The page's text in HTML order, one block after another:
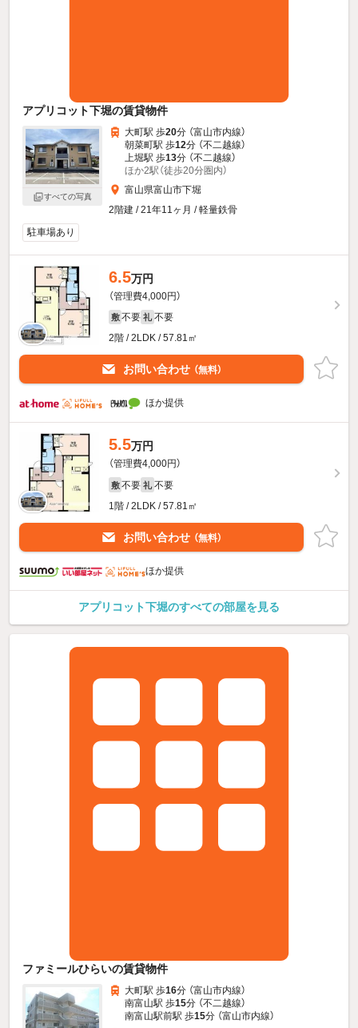
アプリコット下堀の賃貸物件
すべての写真
大町駅 歩20分 （富山市内線）
朝菜町駅 歩12分 （不二越線）
上堀駅 歩13分 （不二越線）
ほか2駅（徒歩20分圏内）
富山県富山市下堀
2階建 / 21年11ヶ月 / 軽量鉄骨
駐車場あり
6.5万円
（管理費4,000円）
敷 不要 礼 不要
2階 / 2LDK / 57.81㎡
お問い合わせ （無料）
ほか提供
5.5万円
（管理費4,000円）
敷 不要 礼 不要
1階 / 2LDK / 57.81㎡
お問い合わせ （無料）
ほか提供
アプリコット下堀のすべての部屋を見る
ファミールひらいの賃貸物件
大町駅 歩16分 （富山市内線）
南富山駅 歩15分 （不二越線）
南富山駅前駅 歩15分 （富山市内線）